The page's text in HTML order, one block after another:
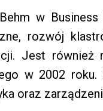
w
rozwój
Jest również
w 2002
oraz